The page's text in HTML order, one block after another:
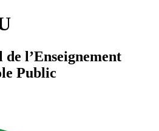
l’Enseignement
Public